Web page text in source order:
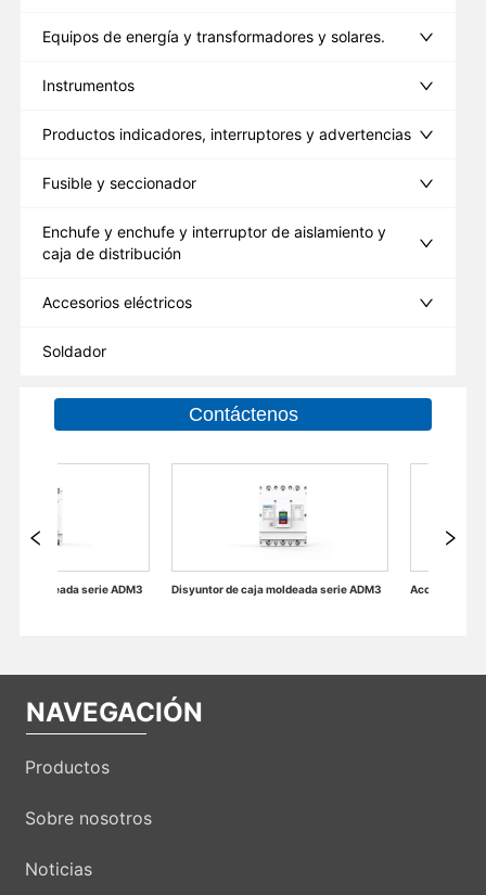
Equipos de energía y transformadores y solares.
Instrumentos
Productos indicadores, interruptores y advertencias
Fusible y seccionador
Enchufe y enchufe y interruptor de aislamiento y
caja de distribución
Accesorios eléctricos
Soldador
Contáctenos
Disyuntor de caja moldeada serie ADM3
NAVEGACIÓN
Productos
Sobre nosotros
Noticias